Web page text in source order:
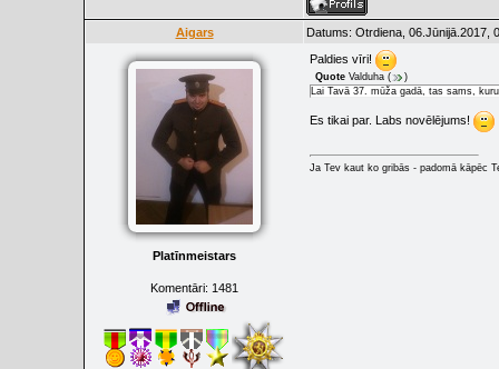
Aigars Datums: Otrdiena, 06.Jūnijā.2017,
Platīnmeistars
Komentāri: 1481
Paldies vīri!
Quote Valduha (
)
Lai Tavā 37. mūža gadā, tas sams,
Es tikai par. Labs novēlējums!
Ja Tev kaut ko gribās - padomā kāpēc